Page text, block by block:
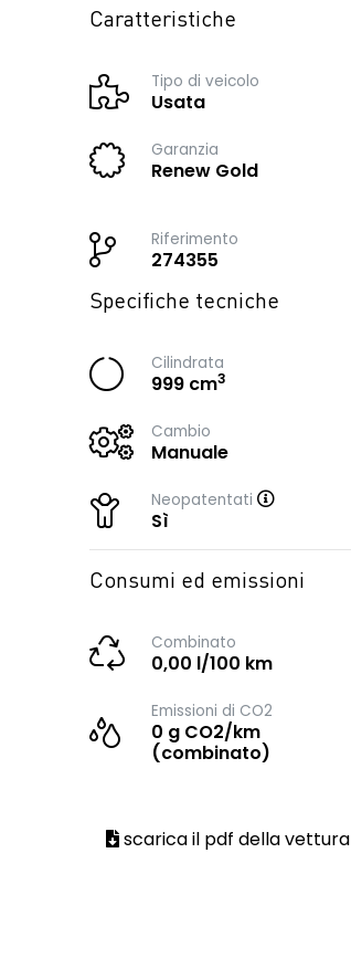
Caratteristiche
Tipo di veicolo
Usata
Garanzia
Renew Gold
Riferimento
274355
Specifiche tecniche
Cilindrata
999 cm3
Cambio
Manuale
Neopatentati
Sì
Consumi ed emissioni
Combinato
0,00 l/100 km
Emissioni di CO2
0 g CO2/km
(combinato)
scarica il pdf della vettura